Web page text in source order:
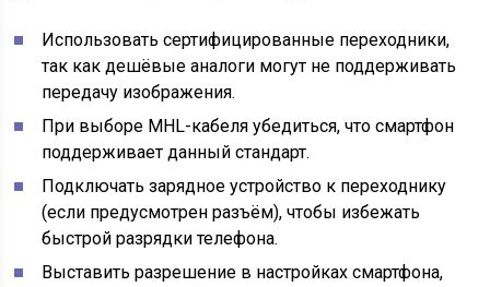
Использовать сертифицированные переходники,
так как дешёвые аналоги могут не поддерживать
передачу изображения.
При выборе MHL-кабеля убедиться, что смартфон
поддерживает данный стандарт.
Подключать зарядное устройство к переходнику
(если предусмотрен разъём), чтобы избежать
быстрой разрядки телефона.
Выставить разрешение в настройках смартфона,